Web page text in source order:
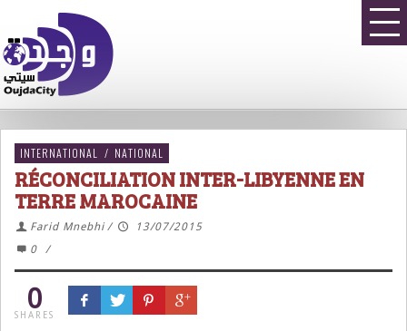
INTERNATIONAL / NATIONAL
RÉCONCILIATION INTER-LIBYENNE EN
TERRE MAROCAINE
Farid Mnebhi /
13/07/2015
0
/
0
SHARES